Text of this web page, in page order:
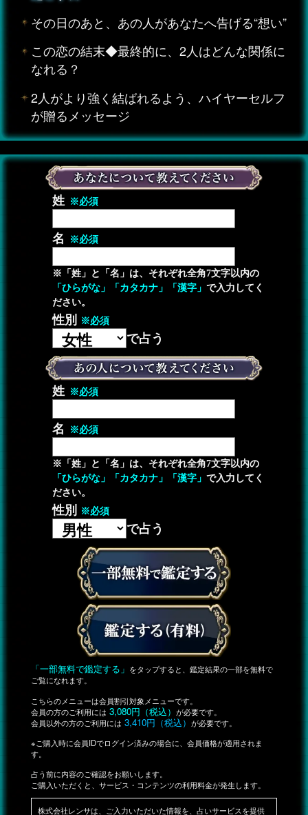
その日のあと、あの人があなたへ告げる“想い”
この恋の結末◆最終的に、2人はどんな関係に
なれる？
2人がより強く結ばれるよう、ハイヤーセルフ
が贈るメッセージ
姓 ※必須
名 ※必須
※「姓」と「名」は、それぞれ全角7文字以内の
「ひらがな」「カタカナ」「漢字」で入力してく
ださい。
性別 ※必須
で占う
姓 ※必須
名 ※必須
※「姓」と「名」は、それぞれ全角7文字以内の
「ひらがな」「カタカナ」「漢字」で入力してく
ださい。
性別 ※必須
で占う
「一部無料で鑑定する」 をタップすると、鑑定結果の一部を無料で
ご覧になれます。
こちらのメニューは会員割引対象メニューです。
会員の方のご利用には 3,080円（税込） が必要です。
会員以外の方のご利用には 3,410円（税込） が必要です。
※ご購入時に会員IDでログイン済みの場合に、会員価格が適用されま
す。
占う前に内容のご確認をお願いします。
ご購入いただくと、サービス・コンテンツの利用料金が発生します。
株式会社レンサは、ご入力いただいた情報を、占いサービスを提供